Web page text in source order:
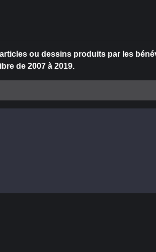
ou dessins produits par les
de 2007 à 2019.